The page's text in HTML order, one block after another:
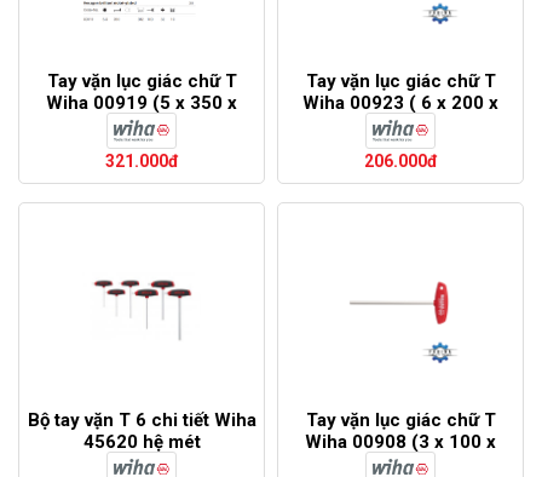
Tay vặn lục giác chữ T
Wiha 00919 (5 x 350 x
382)
321.000đ
Tay vặn lục giác chữ T
Wiha 00923 ( 6 x 200 x
232)
206.000đ
Bộ tay vặn T 6 chi tiết Wiha
45620 hệ mét
Tay vặn lục giác chữ T
Wiha 00908 (3 x 100 x
126)